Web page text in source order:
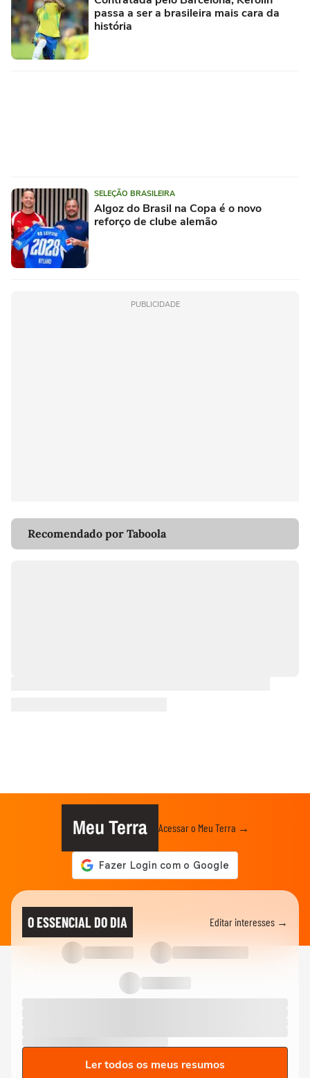
passa a ser a brasileira mais cara da
história
SELEÇÃO BRASILEIRA
Algoz do Brasil na Copa é o novo
reforço de clube alemão
PUBLICIDADE
Recomendado por Taboola
Meu Terra Acessar o Meu Terra →
O ESSENCIAL DO DIA Editar interesses →
Ler todos os meus resumos